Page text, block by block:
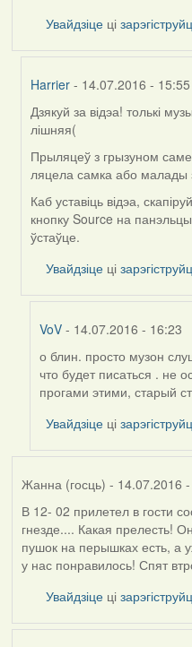
Увайдзіце ці
Harrier - 14.07.2016 - 15:55
In
reply
to
by
Дзякуй за відэа! толькі
лішняя(
Прыляцеў з грызуном
ляцела самка або малады
Каб уставіць відэа,
кнопку Source на
ўстаўце.
Увайдзіце ці
VoV - 14.07.2016 - 16:23
In
reply
to
by
Harrier
о блин. просто музон
что будет писаться . не
прогами этими, старый
Увайдзіце ці
Жанна (госць) - 14.07.2016
В 12- 02 прилетел в гости
гнезде.... Какая прелесть!
пушок на перышках есть, а
у нас понравилось! Спят
Увайдзіце ці